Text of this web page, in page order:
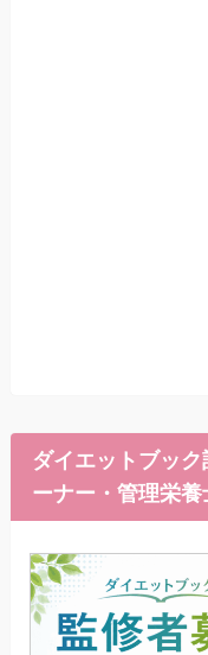
ダイエットブッ
ーナー・管理栄